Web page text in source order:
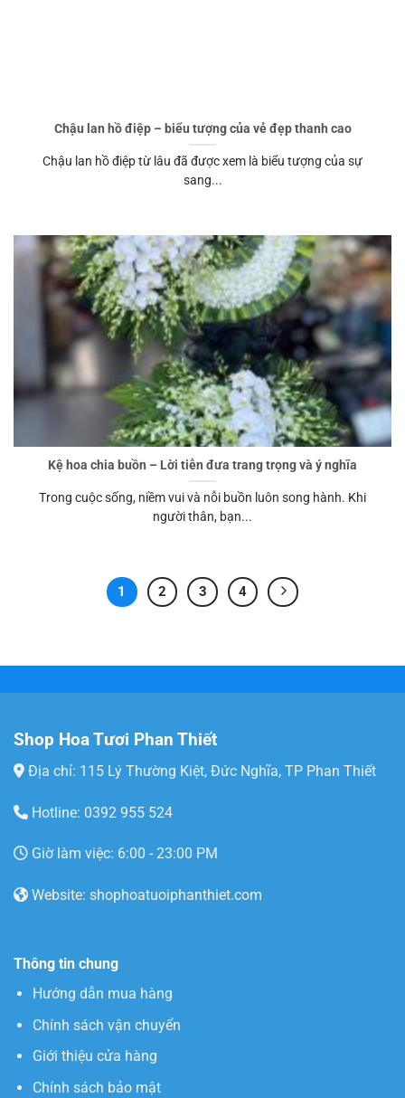
Chậu lan hồ điệp – biểu tượng của vẻ đẹp thanh cao
Chậu lan hồ điệp từ lâu đã được xem là biểu tượng của sự
sang...
Kệ hoa chia buồn – Lời tiễn đưa trang trọng và ý nghĩa
Trong cuộc sống, niềm vui và nỗi buồn luôn song hành. Khi
người thân, bạn...
1 2 3 4
Shop Hoa Tươi Phan Thiết
Địa chỉ: 115 Lý Thường Kiệt, Đức Nghĩa, TP Phan Thiết
Hotline: 0392 955 524
Giờ làm việc: 6:00 - 23:00 PM
Website: shophoatuoiphanthiet.com
Thông tin chung
Hướng dẫn mua hàng
Chính sách vận chuyển
Giới thiệu cửa hàng
Chính sách bảo mật